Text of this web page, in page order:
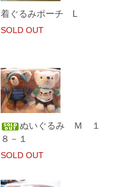
着ぐるみポーチ L
SOLD OUT
ぬいぐるみ Ｍ １
８－１
SOLD OUT